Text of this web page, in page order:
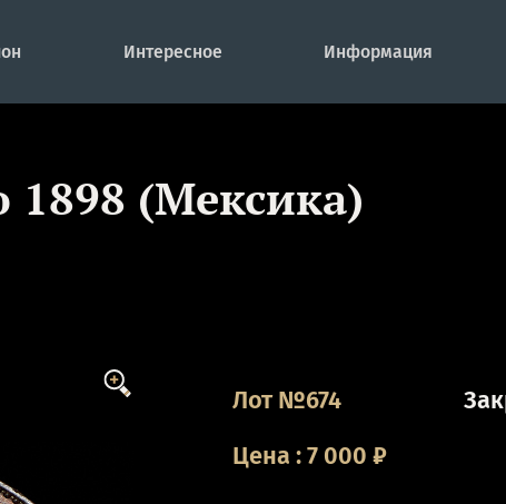
Интересное Информация
1898 (Мексика)
Лот №674
Цена:7 000 ₽